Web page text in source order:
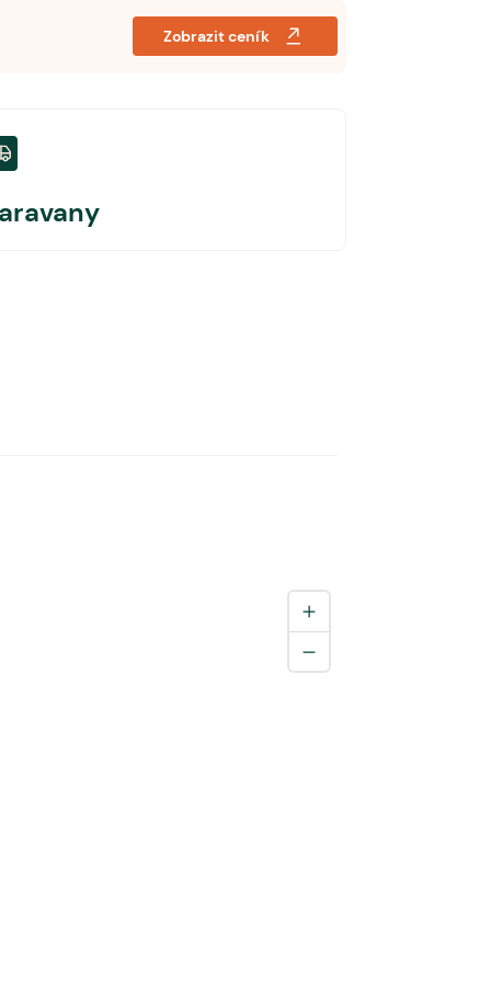
Zobrazit ceník